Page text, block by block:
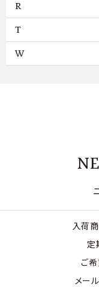
R
T
W
入荷
定
ご
メー